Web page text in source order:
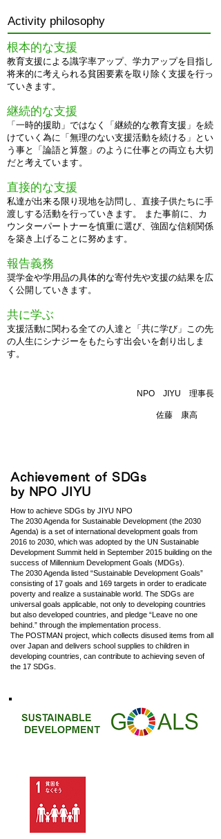
Activity philosophy
根本的な支援
教育支援による識字率アップ、学力アップを目指し
将来的に考えられる貧困要素を取り除く支援を行っ
ていきます。
継続的な支援
「一時的援助」ではなく「継続的な教育支援」を続
けていく為に「無理のない支援活動を続ける」とい
う事と「論語と算盤」のように仕事との両立も大切
だと考えています。
直接的な支援
私達が出来る限り現地を訪問し、直接子供たちに手
渡しする活動を行っていきます。 また事前に、カ
ウンターパートナーを慎重に選び、強固な信頼関係
を築き上げることに努めます。
報告義務
奨学金や学用品の具体的な寄付先や支援の結果を広
く公開していきます。
共に学ぶ
支援活動に関わる全ての人達と「共に学び」この先
の人生にシナジーをもたらす出会いを創り出しま
す。
NPO JIYU 理事長
佐藤 康高
Achievement of SDGs
by NPO JIYU
How to achieve SDGs by JIYU NPO
The 2030 Agenda for Sustainable Development (the 2030
Agenda) is a set of international development goals from
2016 to 2030, which was adopted by the UN Sustainable
Development Summit held in September 2015 building on the
success of Millennium Development Goals (MDGs).
The 2030 Agenda listed “Sustainable Development Goals”
consisting of 17 goals and 169 targets in order to eradicate
poverty and realize a sustainable world. The SDGs are
universal goals applicable, not only to developing countries
but also developed countries, and pledge “Leave no one
behind.” through the implementation process.
The POSTMAN project, which collects disused items from all
over Japan and delivers school supplies to children in
developing countries, can contribute to achieving seven of
the 17 SDGs.